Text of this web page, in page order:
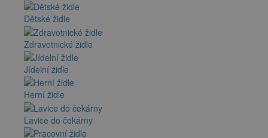
Dětské židle
Zdravotnické židle
Jídelní židle
Herní židle
Lavice do čekárny